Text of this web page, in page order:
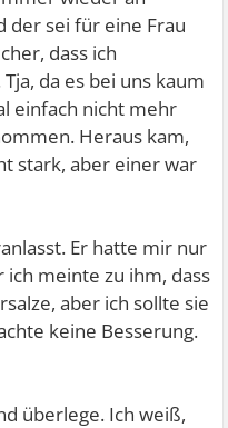
der sei für eine Frau
dass ich
da es bei uns kaum
einfach nicht mehr
Heraus kam,
stark, aber einer war
Er hatte mir nur
ich meinte zu ihm, dass
aber ich sollte sie
keine Besserung.
überlege. Ich weiß,